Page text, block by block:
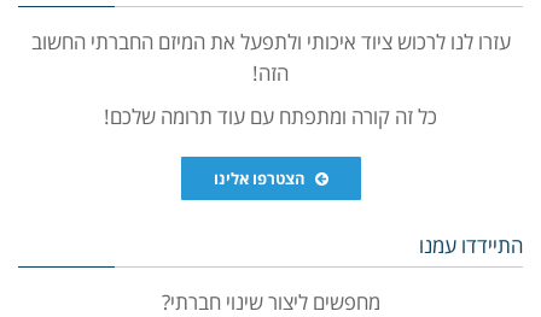
עזרו לנו לרכוש ציוד איכותי ולתפעל את המיזם החברתי החשוב
הזה!
כל זה קורה ומתפתח עם עוד תרומה שלכם!
הצטרפו אלינו
התיידדו עמנו
מחפשים ליצור שינוי חברתי?